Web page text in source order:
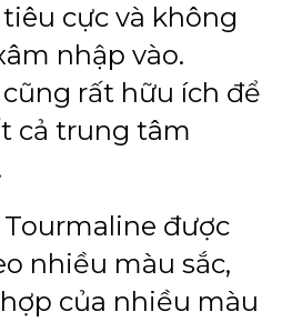
cực và không
nhập vào.
rất hữu ích để
cả trung tâm
được
nhiều màu sắc,
của nhiều màu